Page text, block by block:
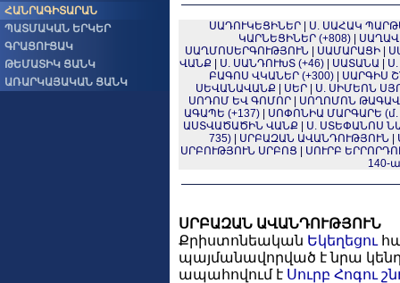
ՀԱՆՐԱԳԻՏԱՐԱՆ
ՊԱՏՄԱԿԱՆ ԵՐԿԵՐ
ԳՐԱՑՈՒՑԱԿ
ԹԵՄԱՏԻԿ ՑԱՆԿ
ԱՌԱՐԿԱՅԱԿԱՆ ՑԱՆԿ
ՍԱԴՈՒԿԵՑԻՆԵՐ|
Ս. ՍԱՀԱԿ
ԿԱՐՆԵՑԻՆԵՐ (+808)|
ՍԱՂՄՈՍԵՐԳՈՒԹՅՈՒՆ
ՍԱՄԱՐԱՑԻ|
ՎԱՆՔ
Ս. ՍԱՆԴՈՒԽՏ (+46) ՍԱՏԱՆԱ
ԲԱԳՈՍ ՎԿԱՆԵՐ (+300)|
ՍԱՐԳԻՍ
ՍԵՎԱՆԱՎԱՆՔ
ՍԵՐ|
Ս. ՍԻՄԵՈՆ
ՍՈԴՈՄ ԵՎ ԳՈՄՈՐ
ՍՈՂՈՄՈՆ
ԱԳԱՊԵ (+137)|
ՍՈՓՈՆԻԱ ՄԱՐԳԱՐԵ (մ.
ԱՍՏՎԱԾԱԾԻՆ ՎԱՆՔ
Ս. ՍՏԵՓԱՆՈՍ
735)| ՍՐԲԱԶԱՆ ԱՎԱՆԴՈՒԹՅՈՒՆ
ՍՐԲՈՒԹՅՈՒՆ ՍՐԲՈՑ
ՍՈՒՐԲ
140-
ՍՐԲԱԶԱՆ ԱՎԱՆԴՈՒԹՅՈՒՆ
Քրիստոնեական Եկեղեցու
պայմանավորված է նրա
ապահովում է Սուրբ Հոգու